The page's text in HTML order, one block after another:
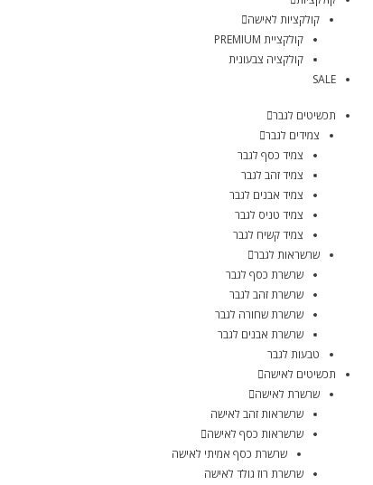
קולקציות לאישה
קולקציית PREMIUM
קולקציה צבעונית
SALE
תכשיטים לגבר
צמידים לגבר
צמיד כסף לגבר
צמיד זהב לגבר
צמיד אבנים לגבר
צמיד טניס לגבר
צמיד קשיח לגבר
שרשראות לגבר
שרשרת כסף לגבר
שרשרת זהב לגבר
שרשרת שחורה לגבר
שרשרת אבנים לגבר
טבעות לגבר
תכשיטים לאישה
שרשרת לאישה
שרשראות זהב לאישה
שרשראות כסף לאישה
שרשרת כסף אמיתי לאישה
שרשרת רוז גולד לאישה